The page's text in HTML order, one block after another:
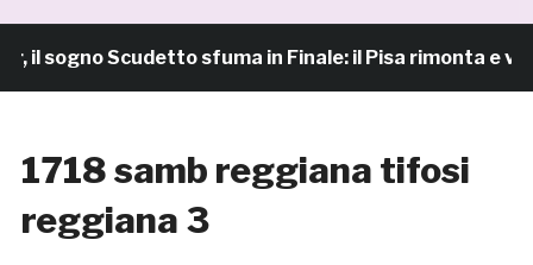
il sogno Scudetto sfuma in Finale: il Pisa rimonta e
1718 samb reggiana tifosi
reggiana 3